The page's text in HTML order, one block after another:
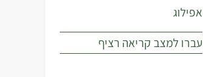
אפילוג
עברו למצב קריאה רציף